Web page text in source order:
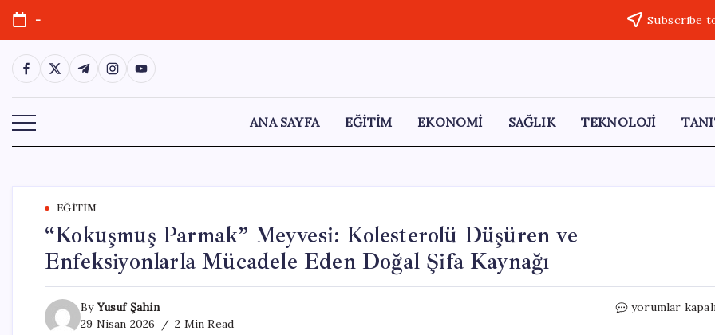
Skip
content
- Subscribe
https://www.facebook.com/
https://twitter.com/
https://t.me/
https://www.instagram.com/
https://youtube.com/
ANA SAYFA EĞİTİM EKONOMİ SAĞLIK TEKNOLOJİ
EĞITIM
“Kokuşmuş Parmak” Meyvesi: Kolesterolü Düşüren ve
Enfeksiyonlarla Mücadele Eden Doğal Şifa Kaynağı
ByYusuf Şahin
29 Nisan 2026
2 Min Read
“Kokuşmuş
yorumlar